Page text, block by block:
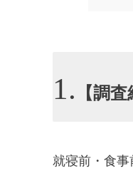
【調
就寝前・食